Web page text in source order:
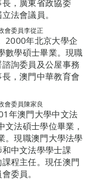
，廣東省政協委
法會議員。
會委員李從正
2000年北京大學企
數學碩士畢業。現職
詢委員及公屋事務
，澳門中華教育會
會委員陳家良
年澳門大學中文法
法碩士學位畢業，
。現職澳門大學法學
中文法學學士課
程主任。現任澳門
委員。